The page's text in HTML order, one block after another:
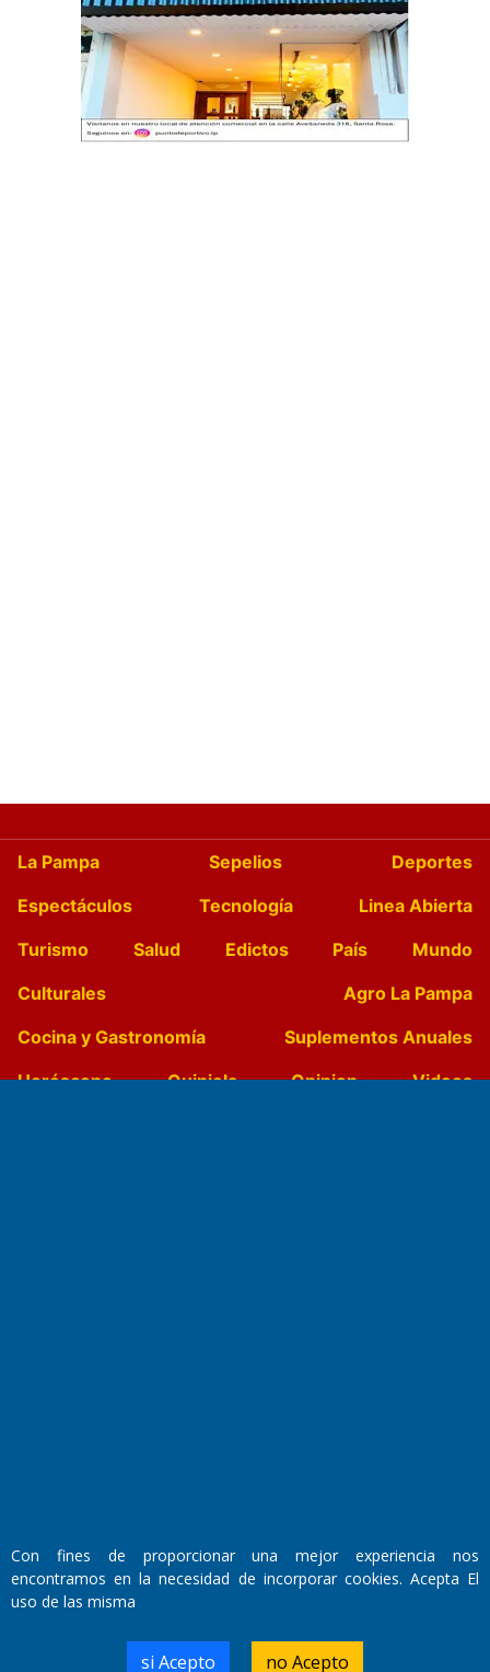
La Pampa Sepelios
Deportes
Espectáculos
Tecnología
Linea Abierta
Turismo
Salud Edictos País
Mundo
Culturales
Agro La Pampa
Cocina y Gastronomía
Suplementos Anuales
Horóscopo
Quiniela Opinion
Videos
Primera edición: Domingo 3 de Mayo de 1992
Miembro de ADIRA,ADEPA y CPPAL
Propietario: El Diario SRL
Walter René Goñi
Con fines de proporcionar una mejor experiencia nos
encontramos en la necesidad de incorporar cookies. Acepta El
uso de las misma
si Acepto no Acepto